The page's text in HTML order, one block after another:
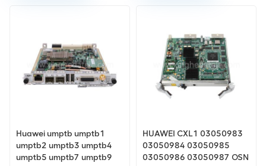
apenas equipamentos de
fornecido ao melhor preço
possível.
apenas equipamentos de
alta qualidade. Tudo isso é
fornecido ao melhor preço
possível.
Huawei umptb umptb1
umptb2 umptb3 umptb4
umptb5 umptb7 umptb9
HUAWEI CXL1 03050983
03050984 03050985
03050986 03050987 OSN